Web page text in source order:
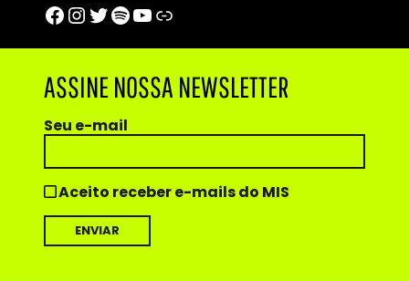
Facebook
Instagram
Twitter
Spotify
Youtube
Trip Advisor
ASSINE NOSSA NEWSLETTER
Seu e-mail
Aceito receber e-mails do MIS